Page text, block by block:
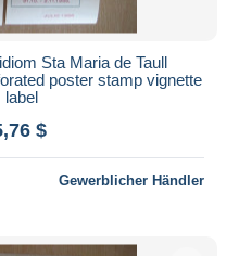
Sta Maria de Taull
poster stamp vignette
label
$
Gewerblicher Händler